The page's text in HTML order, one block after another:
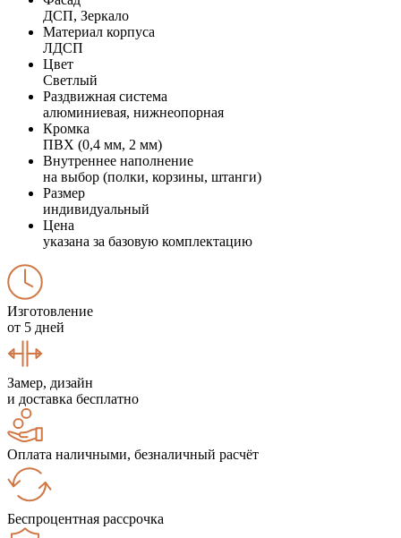
ДСП, Зеркало
Материал корпуса
ЛДСП
Цвет
Светлый
Раздвижная система
алюминиевая, нижнеопорная
Кромка
ПВХ (0,4 мм, 2 мм)
Внутреннее наполнение
на выбор (полки, корзины, штанги)
Размер
индивидуальный
Цена
указана за базовую комплектацию
Изготовление
от 5 дней
Замер, дизайн
и доставка бесплатно
Оплата наличными, безналичный расчёт
Беспроцентная рассрочка